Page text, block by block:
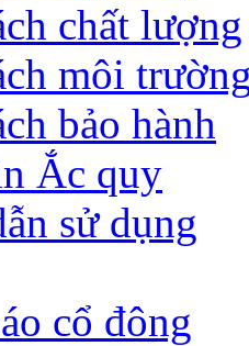
chất lượng
môi
bảo hành
Ắc quy
sử dụng
cổ đông